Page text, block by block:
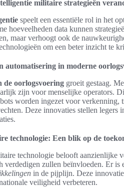
militaire strategieën
speelt een essentiële rol in het
hoeveelheden data kunnen
maar verhoogt ook de
om een beter inzicht te
automatisering in moderne
de oorlogsvoering groeit gestaag.
zijn voor menselijke operators.
worden ingezet voor verkenning,
Deze innovaties stellen legers
technologie: Een blik op de
technologie belooft aanzienlijke
verdedigen zullen beïnvloeden. Er is
in de pijplijn. Deze
veiligheid verbeteren.